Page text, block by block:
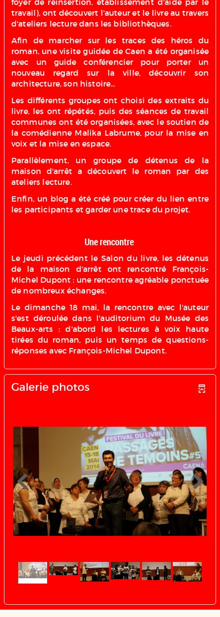
foyer de réinsertion, établissement d'aide par le
travail), ont découvert l'auteur et le livre au travers
d'ateliers lecture dans les bibliothèques.
Afin de marcher sur les traces des héros du
roman, une visite guidée de Caen a été organisée
avec un guide conférencier pour porter un
nouveau regard sur la ville, découvrir son
architecture, son histoire...
Les différents groupes ont choisi des extraits du
livre, les ont répétés, puis des séances de travail
communes ont été organisées, avec le soutien de
la comédienne Malika Labrume, pour la mise en
voix et la mise en espace.
Parallèlement, un groupe de détenus de la
maison d'arrêt a découvert le roman par des
ateliers lecture.
Enfin, un blog a été créé pour créer du lien entre
les participants et garder une trace du projet.
Une rencontre
Le jeudi précédent le Salon du livre, les détenus
de la maison d'arrêt ont rencontré François-
Michel Dupont : une rencontre agréable ponctuée
de nombreux échanges.
Le dimanche 18 mai, la rencontre avec l'auteur
s'est déroulée dans l'auditorium du Musée des
Beaux-arts : d'abord les lectures à voix haute
tirées du roman, puis un temps de questions-
réponses avec François-Michel Dupont.
Galerie photos